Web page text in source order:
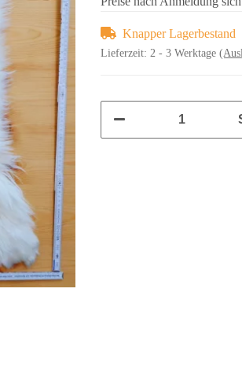
Knapper Lagerbestand
Lieferzeit: 2 - 3 Werktage